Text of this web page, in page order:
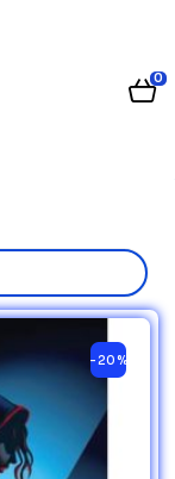
0
-20%